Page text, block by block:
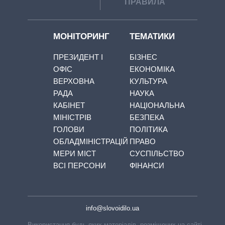
МОНІТОРИНГ
ПРЕЗИДЕНТ І
ОФІС
ВЕРХОВНА
РАДА
КАБІНЕТ
МІНІСТРІВ
ГОЛОВИ
ОБЛАДМІНІСТРАЦІЙ
МЕРИ МІСТ
ВСІ ПЕРСОНИ
ТЕМАТИКИ
БІЗНЕС
ЕКОНОМІКА
КУЛЬТУРА
НАУКА
НАЦІОНАЛЬНА
БЕЗПЕКА
ПОЛІТИКА
ПРАВО
СУСПІЛЬСТВО
ФІНАНСИ
info@slovoidilo.ua